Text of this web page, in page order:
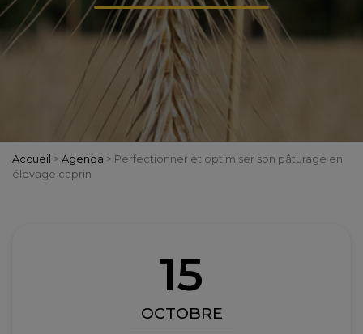
Accueil > Agenda > Perfectionner et optimiser son pâturage en
élevage caprin
15
OCTOBRE